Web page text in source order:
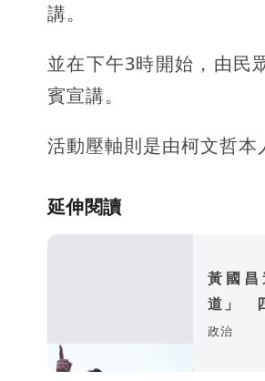
講。
並在下午3時開始，由民
賓宣講。
活動壓軸則是由柯文哲本
延伸閱讀
黃國
道」
政黨
政治